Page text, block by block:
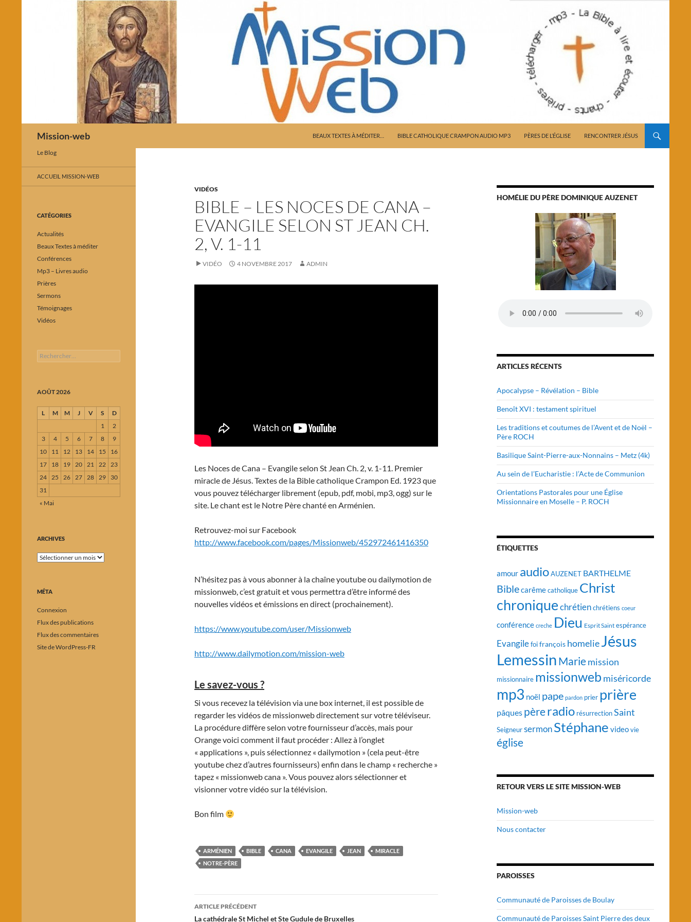
Mission-web
BEAUX TEXTES À MÉDITER…
BIBLE CATHOLIQUE CRAMPON AUDIO MP3 PÈRES DE L’ÉGLISE RENCONTRER JÉSUS
VIDÉOS
BIBLE – LES NOCES DE CANA –
EVANGILE SELON ST JEAN CH.
2, V. 1-11
VIDÉO 4 NOVEMBRE 2017 ADMIN
Les Noces de Cana – Evangile selon St Jean Ch. 2, v. 1-11. Premier
miracle de Jésus. Textes de la Bible catholique Crampon Ed. 1923 que
vous pouvez télécharger librement (epub, pdf, mobi, mp3, ogg) sur le
site. Le chant est le Notre Père chanté en Arménien.
Retrouvez-moi sur Facebook
http://www.facebook.com/pages/Missionweb/452972461416350
N’hésitez pas à vous abonner à la chaîne youtube ou dailymotion de
missionweb, c’est gratuit et vous permettra d’être informé des
nouvelles vidéos et émissions en direct (prochainement).
https://www.youtube.com/user/Missionweb
http://www.dailymotion.com/mission-web
Le savez-vous ?
Si vous recevez la télévision via une box internet, il est possible de
regarder les vidéos de missionweb directement sur votre téléviseur.
La procédure diffère selon votre fournisseur d’accès, mais pour
Orange voici comment il faut procéder : Allez à l’onglet
« applications », puis sélectionnez « dailymotion » (cela peut-être
youtube chez d’autres fournisseurs) enfin dans le champ « recherche »
tapez « missionweb cana ». Vous pouvez alors sélectionner et
visionner votre vidéo sur la télévision.
Bon film
ARMÉNIEN BIBLE CANA EVANGILE JEAN
MIRACLE
NOTRE-PÈRE
Navigation
ARTICLE PRÉCÉDENT
La cathédrale St Michel et Ste Gudule de Bruxelles
HOMÉLIE DU PÈRE DOMINIQUE AUZENET
ARTICLES RÉCENTS
Apocalypse – Révélation – Bible
Benoît XVI : testament spirituel
Les traditions et coutumes de l’Avent et de Noël –
Père ROCH
Basilique Saint-Pierre-aux-Nonnains – Metz (4k)
Au sein de l’Eucharistie : l’Acte de Communion
Orientations Pastorales pour une Église
Missionnaire en Moselle – P. ROCH
ÉTIQUETTES
amour audioAUZENET BARTHELME
Biblecarêmecatholique Christ
chronique chrétienchrétiens coeur
conférence creche Dieu Esprit Saint espérance
Evangilefoifrançois homelieJésus
LemessinMariemission
missionnaire missionweb miséricorde
mp3 noël pape pardon prier prière
pâques pèreradio résurrectionSaint
Seigneur sermon Stéphane videovie
église
RETOUR VERS LE SITE MISSION-WEB
Mission-web
Nous contacter
PAROISSES
Communauté de Paroisses de Boulay
Communauté de Paroisses Saint Pierre des deux
Le Blog
ACCUEIL MISSION-WEB
CATÉGORIES
Actualités
Beaux Textes à méditer
Conférences
Mp3 – Livres audio
Prières
Sermons
Témoignages
Vidéos
Rechercher :
AOÛT 2026
L M M J V S
D
1
2
3
4 5 6 7 8
9
10
11 12 13 14 15
16
17
18 19 20 21 22 23
24 25 26 27 28 29
30
31
« Mai
ARCHIVES
Archives
MÉTA
Connexion
Flux des publications
Flux des commentaires
Site de WordPress-FR